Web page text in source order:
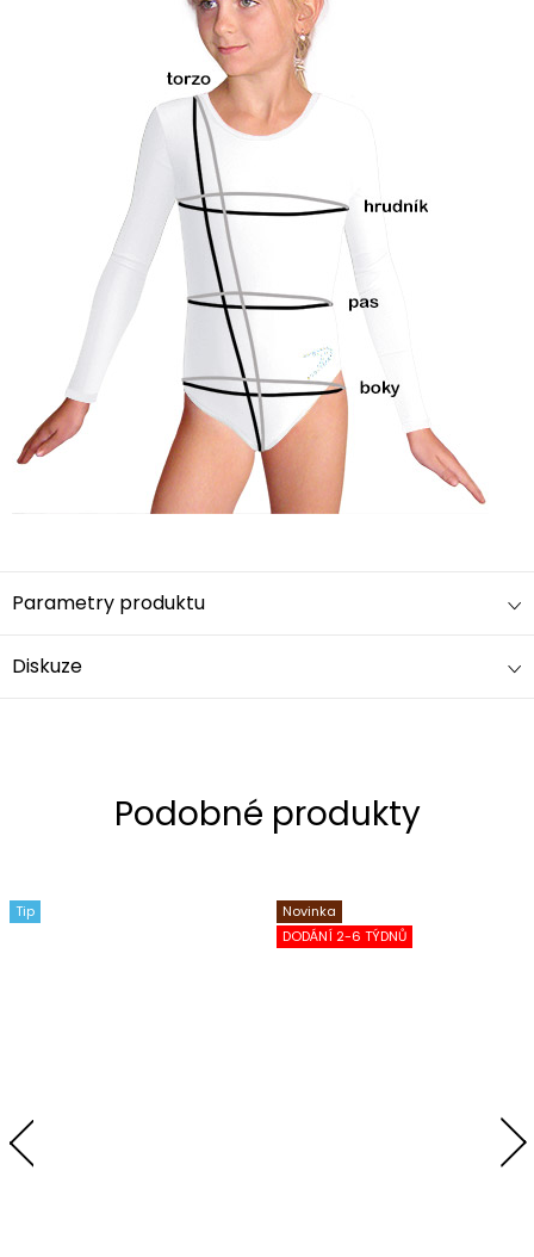
Parametry produktu
Diskuze
Tip
Novinka
DODÁNÍ 2-6 TÝDNŮ